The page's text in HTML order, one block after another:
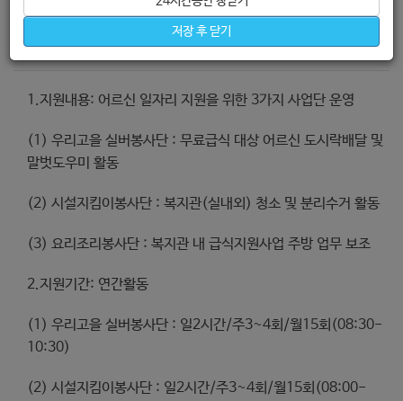
저장 후 닫기
지원내용
1.지원내용: 어르신 일자리 지원을 위한 3가지 사업단 운영
(1) 우리고을 실버봉사단 : 무료급식 대상 어르신 도시락배달 및
말벗도우미 활동
(2) 시설지킴이봉사단 : 복지관(실내외) 청소 및 분리수거 활동
(3) 요리조리봉사단 : 복지관 내 급식지원사업 주방 업무 보조
2.지원기간: 연간활동
(1) 우리고을 실버봉사단 : 일2시간/주3~4회/월15회(08:30-
10:30)
(2) 시설지킴이봉사단 : 일2시간/주3~4회/월15회(08:00-